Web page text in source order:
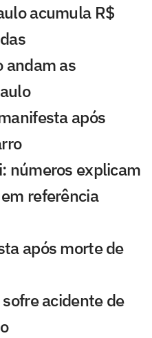
acumula R$
andam as
após
números explicam
referência
após morte de
acidente de